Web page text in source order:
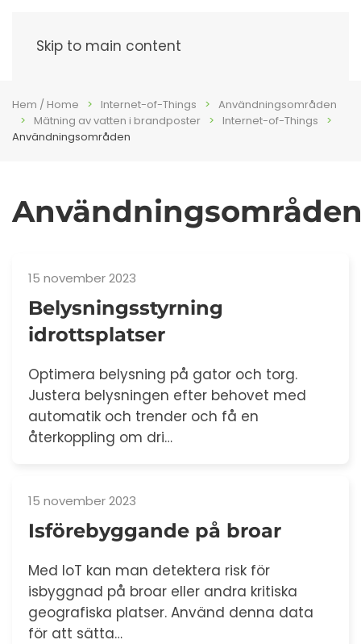
Skip to main content
Hem / Home Internet-of-Things
Användningsområden
Mätning av vatten i brandposter
Internet-of-Things
Användningsområden
15 november 2023
Belysningsstyrning
idrottsplatser
Optimera belysning på gator och torg.
Justera belysningen efter behovet med
automatik och trender och få en
återkoppling om dri…
15 november 2023
Isförebyggande på broar
Med IoT kan man detektera risk för
isbyggnad på broar eller andra kritiska
geografiska platser. Använd denna data
för att sätta…